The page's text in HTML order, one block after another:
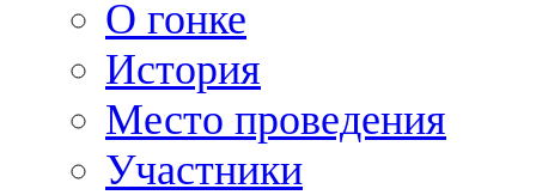
О гонке
История
Место проведения
Участники